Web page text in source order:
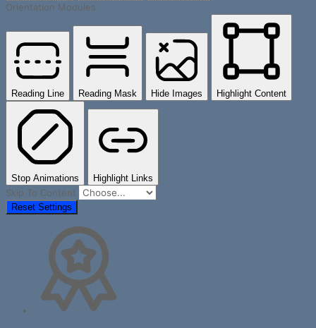
Orientation Modules
Reading Line Reading Mask Hide Images Highlight Content
Stop Animations Highlight Links
Skip To Content
Reset Settings